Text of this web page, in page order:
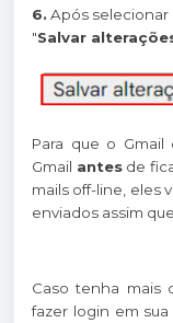
6. Após
"Salvar
Para que o
Gmail antesde
mails off-line, eles
enviados assim
Caso tenha mais
fazer login em